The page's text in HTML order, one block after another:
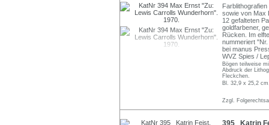
sowie von Max
12 gefalteten
goldfarbener,
Rücken. Im
nummeriert
bei manus
WVZ Spies /
Bögen teilweise
Abdruck der
Fleckchen.
Bl. 32,9 x 25,2
Zzgl.
395 Katrin